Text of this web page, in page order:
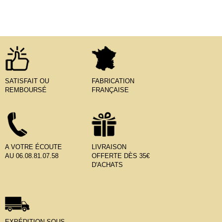
SATISFAIT OU
REMBOURSÉ
FABRICATION
FRANÇAISE
A VOTRE ÉCOUTE
AU 06.08.81.07.58
LIVRAISON
OFFERTE DÈS 35€
D'ACHATS